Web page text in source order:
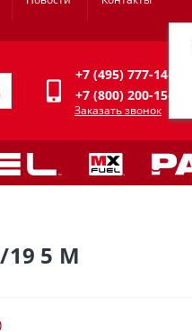
+7 (495) 777-14-94
+7 (800) 200-15-94
Заказать звонок
19 5 М